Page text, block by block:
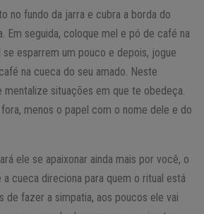
no fundo da jarra e cubra a borda do
Em seguida, coloque mel e pó de café na
esparrem um pouco e depois, jogue
na cueca do seu amado. Neste
mentalize situações em que te obedeça.
menos o papel com o nome dele e do
ele se apaixonar ainda mais por você, o
cueca direciona para quem o ritual está
de fazer a simpatia, aos poucos ele vai